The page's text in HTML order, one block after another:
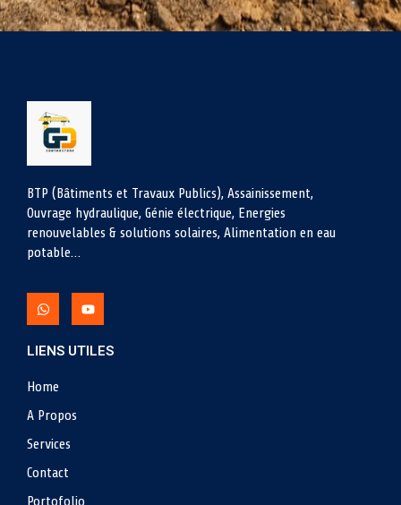
BTP (Bâtiments et Travaux Publics), Assainissement,
Ouvrage hydraulique, Génie électrique, Energies
renouvelables & solutions solaires, Alimentation en eau
potable…
LIENS UTILES
Home
A Propos
Services
Contact